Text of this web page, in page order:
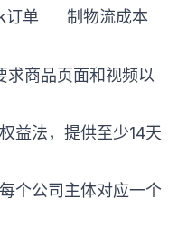
订单
制物流成本
商品页面和视频以
益法，提供至少14天
个公司主体对应一个